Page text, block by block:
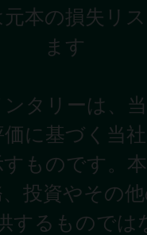
本の損失リ
ます
ンタリーは、
に基づく当
ものです。本
投資やその
するものでは